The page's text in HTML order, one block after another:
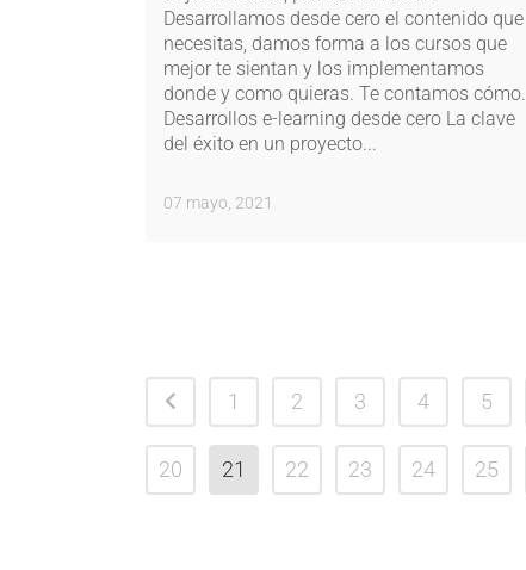
Desarrollamos desde cero el contenido que
necesitas, damos forma a los cursos que
mejor te sientan y los implementamos
donde y como quieras. Te contamos cómo.
Desarrollos e-learning desde cero La clave
del éxito en un proyecto...
07 mayo, 2021
1 2 3 4 5
20 21 22 23 24 25